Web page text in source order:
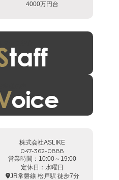
4000万円台
株式会社ASLIKE
047-362-0888
営業時間：10:00～19:00
定休日：水曜日
JR常磐線 松戸駅 徒歩7分